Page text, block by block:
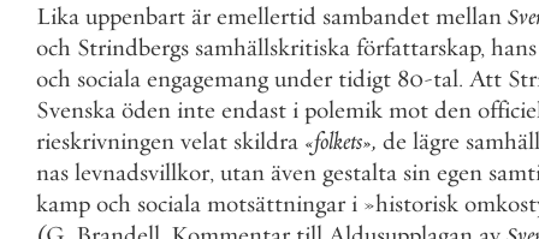
Lika uppenbart är emellertid sambandet mellan
och Strindbergs samhällskritiska författarskap, hans
och sociala engagemang under tidigt 80-tal. Att
Svenska öden inte endast i polemik mot den
rieskrivningen velat skildra «folkets», de lägre
nas levnadsvillkor, utan även gestalta sin egen
kamp och sociala motsättningar i »historisk